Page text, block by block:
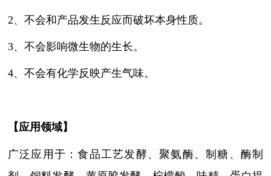
2、不会和产品发生反应而破坏本身性质。
3、不会影响微生物的生长。
4、不会有化学反映产生气味。
【应用领域】
广泛应用于：食品工艺发酵、聚氨酶、制糖、酶制